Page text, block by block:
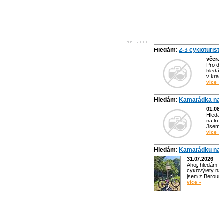
Hledám: 2-3
Pro
v
více
Hledám: Kamarádka
na
více
Hledám: Kamarádku
31.07.2026
Ahoj,
cyklovýlety
jsem z
více »